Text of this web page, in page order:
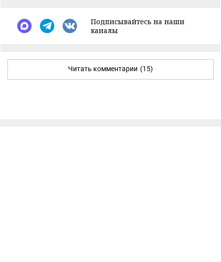
Подписывайтесь на наши
каналы
Читать комментарии (15)